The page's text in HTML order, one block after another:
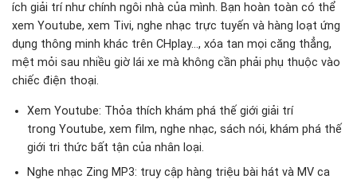
ích giải trí như chính ngôi nhà của mình. Bạn hoàn toàn có thể
xem Youtube, xem Tivi, nghe nhạc trực tuyến và hàng loạt ứng
dụng thông minh khác trên CHplay…, xóa tan mọi căng thẳng,
mệt mỏi sau nhiều giờ lái xe mà không cần phải phụ thuộc vào
chiếc điện thoại.
Xem Youtube: Thỏa thích khám phá thế giới giải trí
trong Youtube, xem film, nghe nhạc, sách nói, khám phá thế
giới tri thức bất tận của nhân loại.
Nghe nhạc Zing MP3: truy cập hàng triệu bài hát và MV ca